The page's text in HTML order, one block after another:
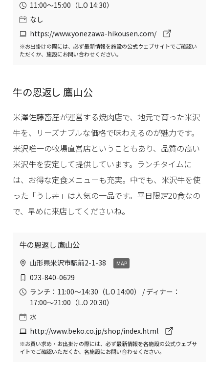
11:00〜15:00（L.O 14:30）
なし
https://www.yonezawa-hikousen.com/
※お出掛けの際には、必ず最新情報を施設の公式ウェブサイトでご確認い
ただくか、施設にお問い合わせください。
牛の恩返し 鷹山公
米澤佐藤畜産が運営する焼肉店で、地元で育った米沢
牛を、リーズナブルな価格で味わえるのが魅力です。
米沢唯一の牧場直営店ということもあり、品質の高い
米沢牛を安定して提供しています。ランチタイムに
は、お得な定食メニューも充実。中でも、米沢牛を使
った「うし丼」は人気の一品です。平日限定20食なの
で、早めに来店してくださいね。
牛の恩返し 鷹山公
山形県米沢市駅前2-1-38 MAP
023-840-0629
ランチ：11:00〜14:30（L.O 14:00） / ディナー：
17:00〜21:00（L.O 20:30）
水
http://www.beko.co.jp/shop/index.html
※お買い求め・お出掛けの際には、必ず最新情報を各施設の公式ウェブサ
イトでご確認いただくか、各施設にお問い合わせください。